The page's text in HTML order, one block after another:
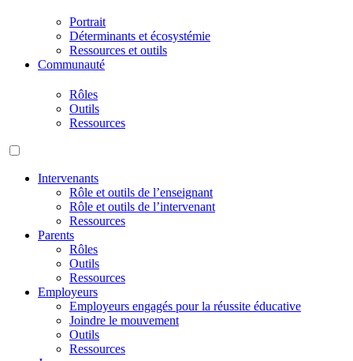
Portrait
Déterminants et écosystémie
Ressources et outils
Communauté
Rôles
Outils
Ressources
Intervenants
Rôle et outils de l’enseignant
Rôle et outils de l’intervenant
Ressources
Parents
Rôles
Outils
Ressources
Employeurs
Employeurs engagés pour la réussite éducative
Joindre le mouvement
Outils
Ressources